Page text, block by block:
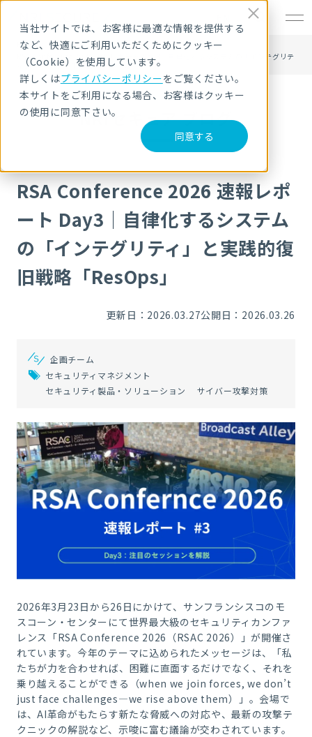
当社サイトでは、お客様に最適な情報を提供する
など、快適にご利用いただくためにクッキー
（Cookie）を使用しています。
詳しくはプライバシーポリシーをご覧ください。
本サイトをご利用になる場合、お客様はクッキー
の使用に同意下さい。
同意する
HOME
NRIセキュア ブログ
RSA Conference 2026 速報レポート Day3｜自律化するシステムの「インテグリテ
ィ」と実践的復旧戦略「ResOps」
NRIセキュア ブログ
RSA Conference 2026 速報レポ
ート Day3｜自律化するシステム
の「インテグリティ」と実践的復
旧戦略「ResOps」
更新日：2026.03.27公開日：2026.03.26
企画チーム
セキュリティマネジメント
セキュリティ製品・ソリューション
サイバー攻撃対策
2026年3月23日から26日にかけて、サンフランシスコのモ
スコーン・センターにて世界最大級のセキュリティカンファ
レンス「RSA Conference 2026（RSAC 2026）」が開催さ
れています。今年のテーマに込められたメッセージは、「私
たちが力を合わせれば、困難に直面するだけでなく、それを
乗り越えることができる（when we join forces, we don’t
just face challenges—we rise above them）」。会場で
は、AI革命がもたらす新たな脅威への対応や、最新の攻撃テ
クニックの解説など、示唆に富む議論が交わされています。